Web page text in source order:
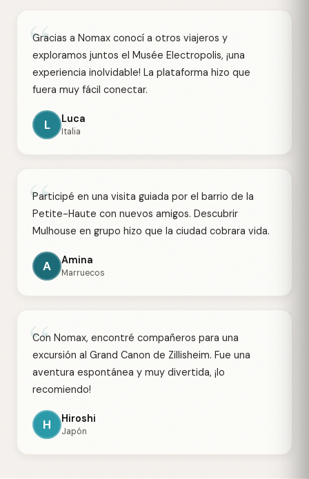
“
Gracias a Nomax conocí a otros viajeros y
exploramos juntos el Musée Electropolis, ¡una
experiencia inolvidable! La plataforma hizo que
fuera muy fácil conectar.
L Luca
Italia
“
Participé en una visita guiada por el barrio de la
Petite-Haute con nuevos amigos. Descubrir
Mulhouse en grupo hizo que la ciudad cobrara vida.
A Amina
Marruecos
“
Con Nomax, encontré compañeros para una
excursión al Grand Canon de Zillisheim. Fue una
aventura espontánea y muy divertida, ¡lo
recomiendo!
H Hiroshi
Japón